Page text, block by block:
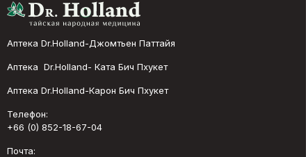
Аптека Dr.Holland-Джомтьен Паттайя
Аптека Dr.Holland- Ката Бич Пхукет
Аптека Dr.Holland-Карон Бич Пхукет
Телефон:
+66 (0) 852-18-67-04
Почта: